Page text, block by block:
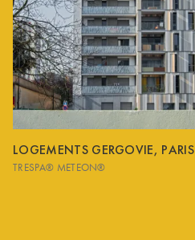
LOGEMENTS GERGOVIE, PARIS
TRESPA® METEON®